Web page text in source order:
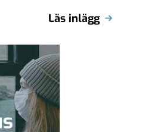
Läs inlägg